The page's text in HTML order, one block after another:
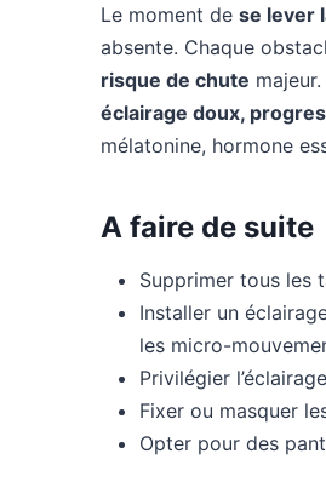
Le moment de se lever
absente. Chaque
risque de chute
éclairage doux,
mélatonine, hormone
A faire de suite
Supprimer tous les
Installer un
les micro-
Privilégier
Fixer ou masquer
Opter pour des